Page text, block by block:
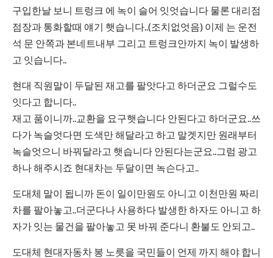
구입한날 보니 트렁크 에 녹이 슬어 잇엇습니다 물론 대리점
점장과 통화할때 얘기 햇습니다..(조치없엇음) 이제 는 운전
석 문 안쪽과 본네트내부 그리고 트렁크안까지 녹이 발생하
고 잇습니다..
현대 직원말이 두달된 재고를 팔앗다고 하더군요 그럴수도
잇다고 합니다..
재고 품이니까..교환을 요구햇습니다 안된다고 하더군요..쓰
다가 녹슬엇다면 도색만 해달라고 하고 말겟지만 원래부터
녹슬엇으니 바꿔달라고 햇습니다 안된다는군요..그럼 광고
하나 해주시죠 현대차는 두달이면 녹슨다고..
도대체 말이 됩니까 돈이 일이만원도 아니고 이천만원 짜리
차를 팔아놓고..더군다나 사용하다 발생한 하자도 아니고 하
자가 잇는 물건을 팔아놓고 못 바꿔 준다니 환불도 안되고..
도대체 현대자동차 봉 노릇을 국민들이 언제 까지 해야 합니